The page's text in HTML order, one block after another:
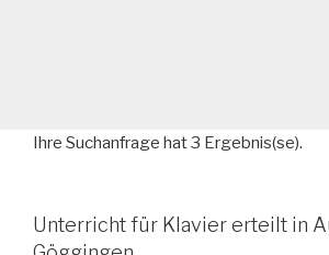
Ihre Suchanfrage hat 3 Ergebnis(se).
Unterricht für Klavier erteilt in